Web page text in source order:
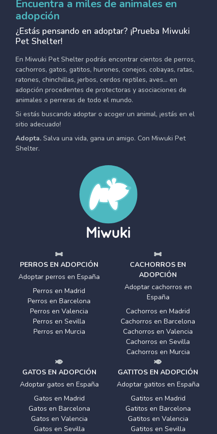
Encuentra a miles de animales en
adopción
¿Estás pensando en adoptar? ¡Prueba Miwuki
Pet Shelter!
En Miwuki Pet Shelter podrás encontrar cientos de perros,
cachorros, gatos, gatitos, hurones, conejos, cobayas, ratas,
ratones, chinchillas, jerbos, cerdos reptiles, aves... en
adopción procedentes de protectoras y asociaciones de
animales o perreras de todo el mundo.
Si estás buscando adoptar o acoger un animal, ¡estás en el
sitio adecuado!
Adopta. Salva una vida, gana un amigo. Con Miwuki Pet
Shelter.
PERROS EN ADOPCIÓN
Adoptar perros en España
Perros en Madrid
Perros en Barcelona
Perros en Valencia
Perros en Sevilla
Perros en Murcia
CACHORROS EN
ADOPCIÓN
Adoptar cachorros en
España
Cachorros en Madrid
Cachorros en Barcelona
Cachorros en Valencia
Cachorros en Sevilla
Cachorros en Murcia
GATOS EN ADOPCIÓN
Adoptar gatos en España
Gatos en Madrid
Gatos en Barcelona
Gatos en Valencia
Gatos en Sevilla
GATITOS EN ADOPCIÓN
Adoptar gatitos en España
Gatitos en Madrid
Gatitos en Barcelona
Gatitos en Valencia
Gatitos en Sevilla